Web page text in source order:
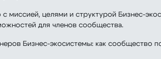
миссией, целями и структурой Бизнес-
для членов сообщества.
Бизнес-экосистемы: как сообщество